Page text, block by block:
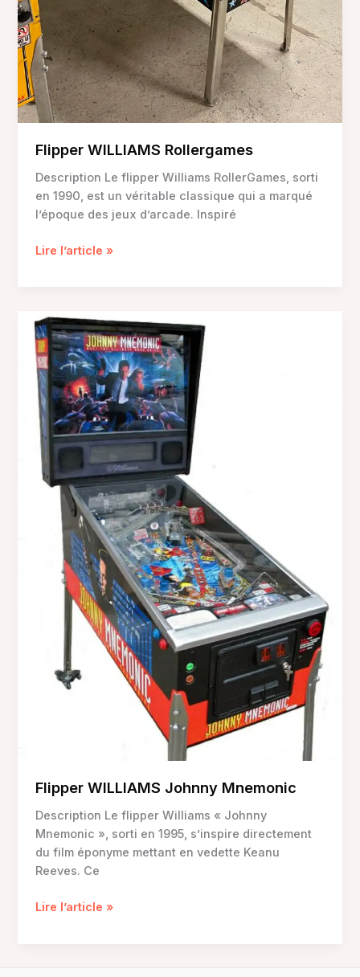
Flipper WILLIAMS Rollergames
Description Le flipper Williams RollerGames, sorti
en 1990, est un véritable classique qui a marqué
l’époque des jeux d’arcade. Inspiré
Flipper
Lire l’article »
Flipper WILLIAMS Johnny Mnemonic
Description Le flipper Williams « Johnny
Mnemonic », sorti en 1995, s’inspire directement
du film éponyme mettant en vedette Keanu
Reeves. Ce
Flipper
Lire l’article »